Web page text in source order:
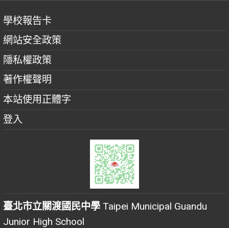
學校報告卡
網站安全政策
隱私權政策
著作權聲明
本站使用正體字
登入
臺北市立關渡國民中學 Taipei Municipal Guandu
Junior High School